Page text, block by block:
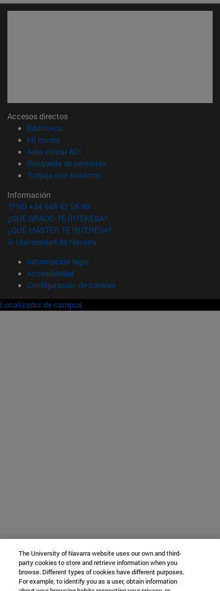
Accesos directos
Biblioteca
Mi correo(abre en nueva ventana)
Aula virtual ADI
Búsqueda de personas(abre en nueva ventana)
Trabaja con nosotros(abre en nueva ventana)
Información
TFNO +34 948 42 56 00
¿QUÉ GRADO TE INTERESA?
¿QUÉ MÁSTER TE INTERESA?
© Universidad de Navarra
Información legal
Accesibilidad
Configuración de cookies
Localizador de campus
The University of Navarra website uses our own and third-
party cookies to store and retrieve information when you
browse. Different types of cookies have different purposes.
For example, to identify you as a user, obtain information